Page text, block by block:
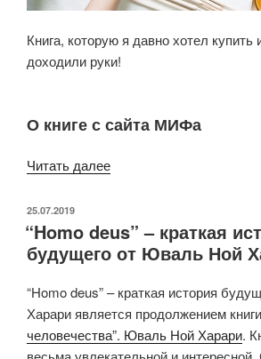
Книга, которую я давно хотел купить
доходили руки!
О книге с сайта МИФа
Читать далее«Кевин
12
технологических
которые
определяют
наше
ОПУБЛИКОВАНО
25.07.2019
“Homo deus” – краткая
будущего от Юваль Ной
“Homo deus” – краткая история
Харари является продолжением книги
человечества”. Юваль Ной Харари.